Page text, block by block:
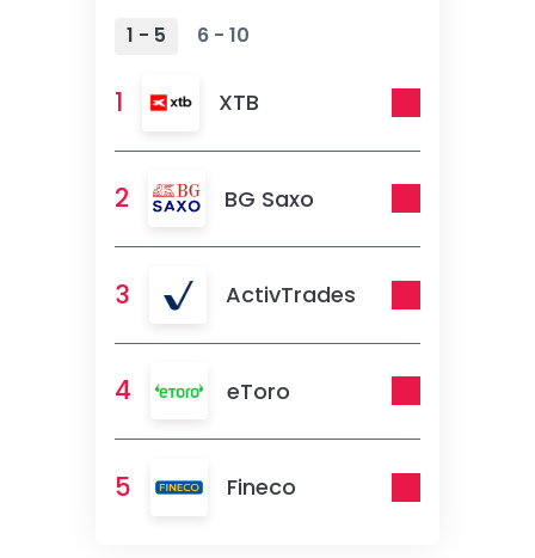
1 - 5 6 - 10
1 XTB
2 BG Saxo
3 ActivTrades
4 eToro
5 Fineco